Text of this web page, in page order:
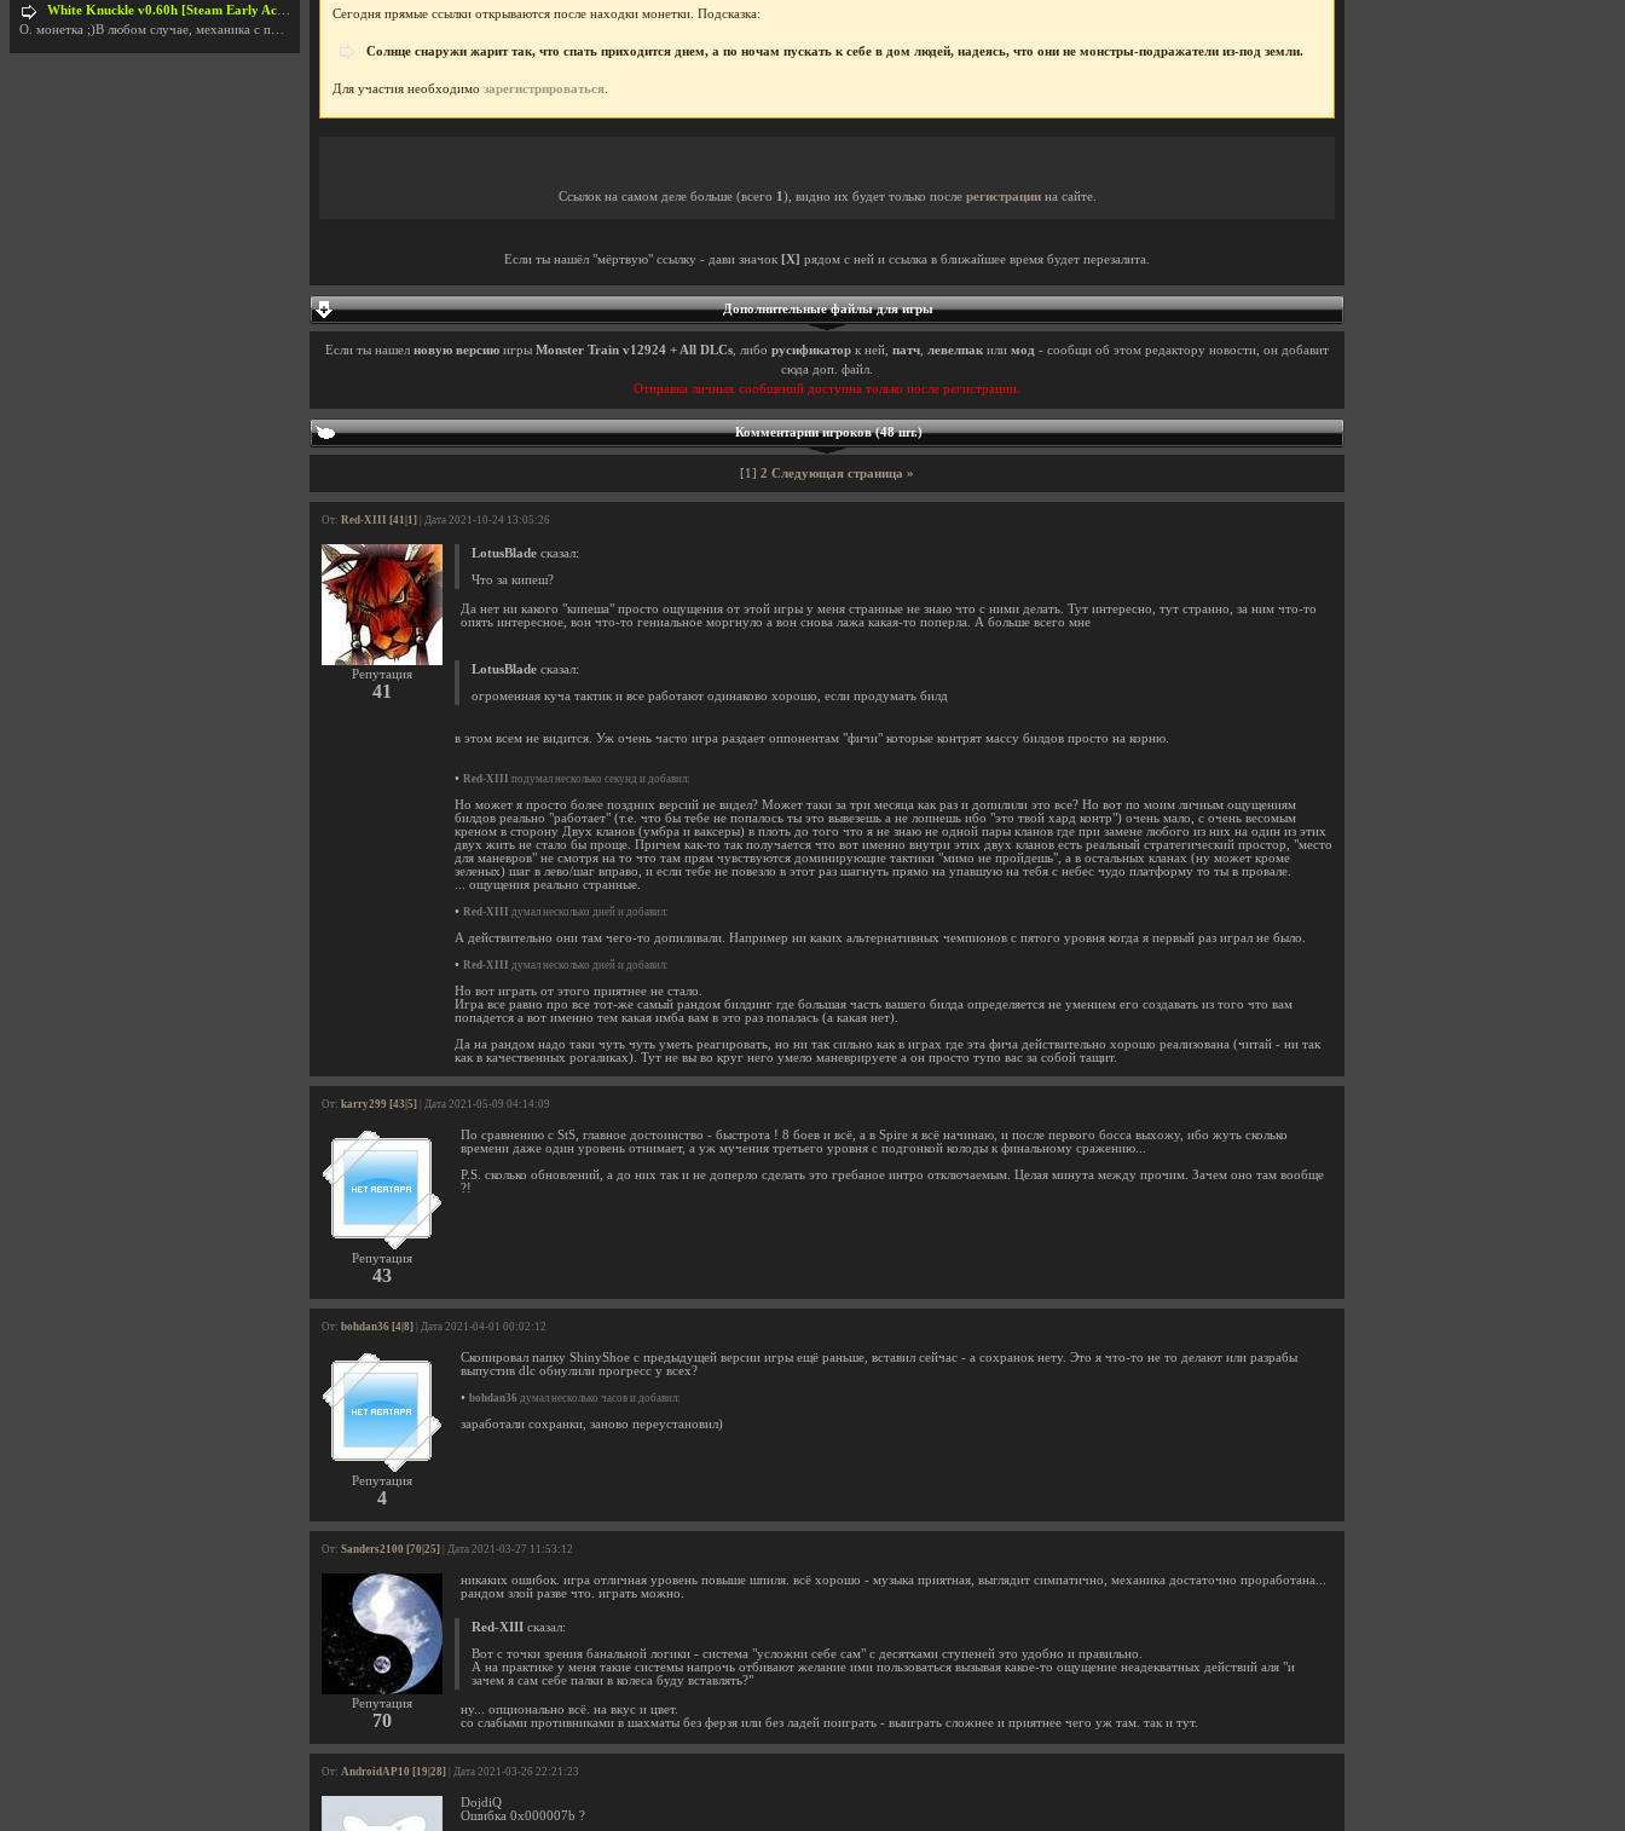
Сегодня прямые ссылки открываются после находки монетки. Подсказка:
Солнце снаружи жарит так, что спать приходится днем, а по ночам пускать к себе в дом людей, надеясь, что они не монстры-подражатели из-под земли.
Для участия необходимо зарегистрироваться
Ссылок на самом деле больше (всего 1 ), видно их будет только после регистрациина сайте.
Если ты нашёл "мёртвую" ссылку - дави значок [X] рядом с ней и ссылка в ближайшее время будет перезалита.
Дополнительные файлы для игры
Если ты нашел новую версию игры Monster Train v12924 + All DLCs , либо русификатор к ней, патч левелпак или мод - сообщи об этом редактору новости, он добавит
сюда доп. файл.
Отправка личных сообщений доступна только после регистрации.
Комментарии игроков (48 шт.)
[1] 2 Следующая страница »
От: Red-XIII [41|1] | Дата 2021-10-24 13:05:26
Репутация
41
LotusBlade сказал:
Что за кипеш?
Да нет ни какого "кипеша" просто ощущения от этой игры у меня странные не знаю что с ними делать. Тут интересно, тут странно, за ним что-то
опять интересное, вон что-то гениальное моргнуло а вон снова лажа какая-то поперла. А больше всего мне
LotusBlade сказал:
огроменная куча тактик и все работают одинаково хорошо, если продумать билд
в этом всем не видится. Уж очень часто игра раздает оппонентам "фичи" которые контрят массу билдов просто на корню.
• Red-XIII подумал несколько секунд и добавил:
Но может я просто более поздних версий не видел? Может таки за три месяца как раз и допилили это все? Но вот по моим личным ощущениям
билдов реально "работает" (т.е. что бы тебе не попалось ты это вывезешь а не лопнешь ибо "это твой хард контр") очень мало, с очень весомым
креном в сторону Двух кланов (умбра и ваксеры) в плоть до того что я не знаю не одной пары кланов где при замене любого из них на один из этих
двух жить не стало бы проще. Причем как-то так получается что вот именно внутри этих двух кланов есть реальный стратегический простор, "место
для маневров" не смотря на то что там прям чувствуются доминирующие тактики "мимо не пройдешь", а в остальных кланах (ну может кроме
зеленых) шаг в лево/шаг вправо, и если тебе не повезло в этот раз шагнуть прямо на упавшую на тебя с небес чудо платформу то ты в провале.
... ощущения реально странные.
• Red-XIII думал несколько дней и добавил:
А действительно они там чего-то допиливали. Например ни каких альтернативных чемпионов с пятого уровня когда я первый раз играл не было.
• Red-XIII думал несколько дней и добавил:
Но вот играть от этого приятнее не стало.
Игра все равно про все тот-же самый рандом билдинг где большая часть вашего билда определяется не умением его создавать из того что вам
попадется а вот именно тем какая имба вам в это раз попалась (а какая нет).
Да на рандом надо таки чуть чуть уметь реагировать, но ни так сильно как в играх где эта фича действительно хорошо реализована (читай - ни так
как в качественных рогаликах). Тут не вы во круг него умело маневрируете а он просто тупо вас за собой тащит.
От: karry299 [43|5] | Дата 2021-05-09 04:14:09
Репутация
43
По сравнению с StS, главное достоинство - быстрота ! 8 боев и всё, а в Spire я всё начинаю, и после первого босса выхожу, ибо жуть сколько
времени даже один уровень отнимает, а уж мучения третьего уровня с подгонкой колоды к финальному сражению...
P.S. сколько обновлений, а до них так и не доперло сделать это гребаное интро отключаемым. Целая минута между прочим. Зачем оно там вообще
?!
От: bohdan36 [4|8] | Дата 2021-04-01 00:02:12
Репутация
4
Скопировал папку ShinyShoe с предыдущей версии игры ещё раньше, вставил сейчас - а сохранок нету. Это я что-то не то делают или разрабы
выпустив dlc обнулили прогресс у всех?
• bohdan36 думал несколько часов и добавил:
заработали сохранки, заново переустановил)
От: Sanders2100 [70|25] | Дата 2021-03-27 11:53:12
Репутация
70
никаких ошибок. игра отличная уровень повыше шпиля. всё хорошо - музыка приятная, выглядит симпатично, механика достаточно проработана...
рандом злой разве что. играть можно.
Red-XIII сказал:
Вот с точки зрения банальной логики - система "усложни себе сам" с десятками ступеней это удобно и правильно.
А на практике у меня такие системы напрочь отбивают желание ими пользоваться вызывая какое-то ощущение неадекватных действий аля "и
зачем я сам себе палки в колеса буду вставлять?"
ну... опционально всё. на вкус и цвет.
со слабыми противниками в шахматы без ферзя или без ладей поиграть - выиграть сложнее и приятнее чего уж там. так и тут.
От: AndroidAP10 [19|28] | Дата 2021-03-26 22:21:23
DojdiQ
Ошибка 0х000007b ?
White Knuckle v0.60h [Steam Early Access]
О. монетка ;)В любом случае, механика с поиском мо